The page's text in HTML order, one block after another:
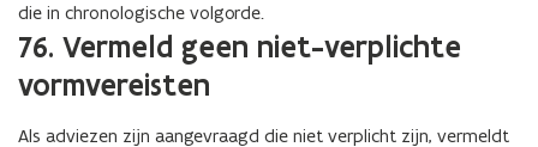
die in chronologische volgorde.
76. Vermeld geen niet-verplichte
vormvereisten
Als adviezen zijn aangevraagd die niet verplicht zijn, vermeldt